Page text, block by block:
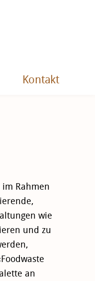
Kontakt
Rahmen
wie
und zu
an